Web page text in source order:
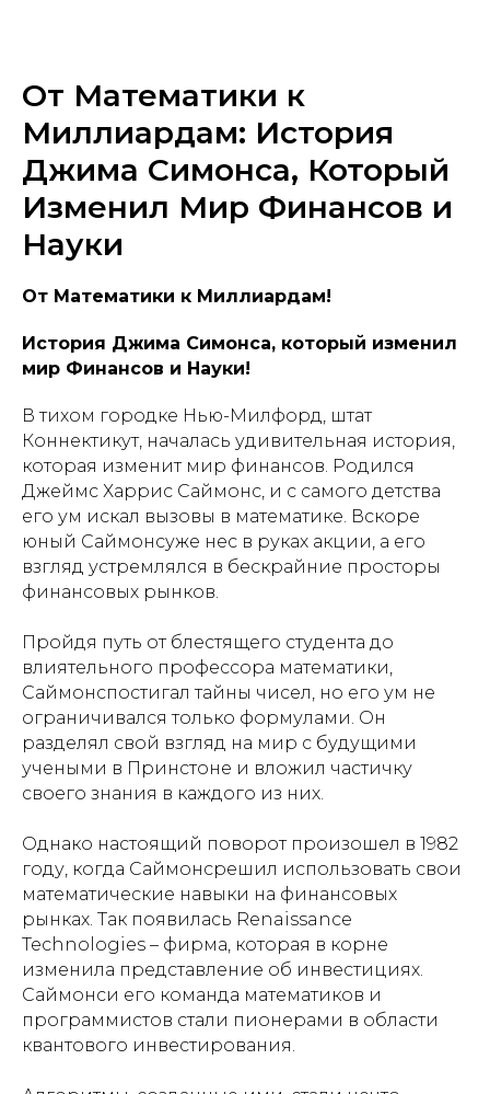
От Математики к
Миллиардам: История
Джима Симонса, Который
Изменил Мир Финансов и
Науки
От Математики к Миллиардам!
История Джима Симонса, который изменил
мир Финансов и Науки!
В тихом городке Нью-Милфорд, штат
Коннектикут, началась удивительная история,
которая изменит мир финансов. Родился
Джеймс Харрис Саймонс, и с самого детства
его ум искал вызовы в математике. Вскоре
юный Саймонсуже нес в руках акции, а его
взгляд устремлялся в бескрайние просторы
финансовых рынков.
Пройдя путь от блестящего студента до
влиятельного профессора математики,
Саймонспостигал тайны чисел, но его ум не
ограничивался только формулами. Он
разделял свой взгляд на мир с будущими
учеными в Принстоне и вложил частичку
своего знания в каждого из них.
Однако настоящий поворот произошел в 1982
году, когда Саймонсрешил использовать свои
математические навыки на финансовых
рынках. Так появилась Renaissance
Technologies – фирма, которая в корне
изменила представление об инвестициях.
Саймонси его команда математиков и
программистов стали пионерами в области
квантового инвестирования.